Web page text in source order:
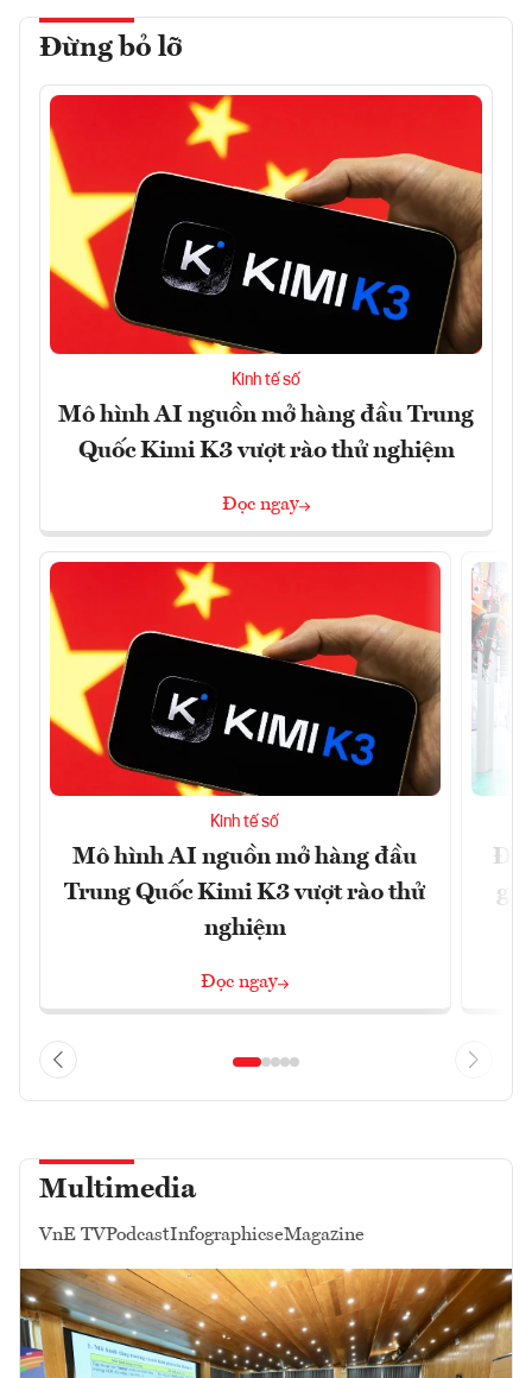
Đừng bỏ lỡ
Kinh tế số
Mô hình AI nguồn mở hàng đầu Trung
Quốc Kimi K3 vượt rào thử nghiệm
Đọc ngay
Kinh tế số
Mô hình AI nguồn mở hàng đầu
Trung Quốc Kimi K3 vượt rào thử
nghiệm
Đọc ngay
Đề
Multimedia
VnE TVPodcastInfographicseMagazine